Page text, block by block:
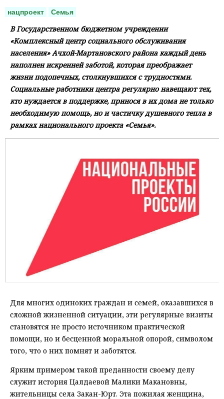
нацпроект Семья
В Государственном бюджетном учреждении
«Комплексный центр социального обслуживания
населения» Ачхой-Мартановского района каждый день
наполнен искренней заботой, которая преображает
жизни подопечных, столкнувшихся с трудностями.
Социальные работники центра регулярно навещают тех,
кто нуждается в поддержке, принося в их дома не только
необходимую помощь, но и частичку душевного тепла в
рамках национального проекта «Семья».
Для многих одиноких граждан и семей, оказавшихся в
сложной жизненной ситуации, эти регулярные визиты
становятся не просто источником практической
помощи, но и бесценной моральной опорой, символом
того, что о них помнят и заботятся.
Ярким примером такой преданности своему делу
служит история Цалдаевой Малики Макановны,
жительницы села Закан-Юрт. Эта пожилая женщина,